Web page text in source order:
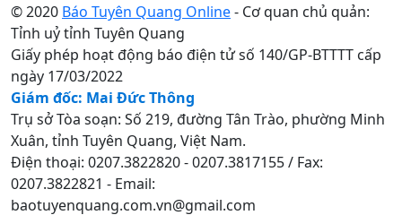
© 2020 Báo Tuyên Quang Online- Cơ quan chủ quản:
Tỉnh uỷ tỉnh Tuyên Quang
Giấy phép hoạt động báo điện tử số 140/GP-BTTTT cấp
ngày 17/03/2022
Giám đốc: Mai Đức Thông
Trụ sở Tòa soạn: Số 219, đường Tân Trào, phường Minh
Xuân, tỉnh Tuyên Quang, Việt Nam.
Điện thoại: 0207.3822820 - 0207.3817155 / Fax:
0207.3822821 - Email:
baotuyenquang.com.vn@gmail.com